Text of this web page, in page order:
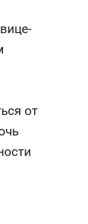
от
прораб
за 2
это